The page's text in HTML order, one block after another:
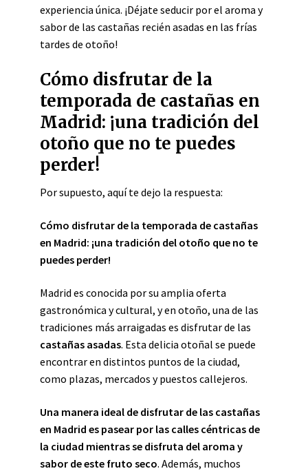
experiencia única. ¡Déjate seducir por el aroma y
sabor de las castañas recién asadas en las frías
tardes de otoño!
Cómo disfrutar de la
temporada de castañas en
Madrid: ¡una tradición del
otoño que no te puedes
perder!
Por supuesto, aquí te dejo la respuesta:
Cómo disfrutar de la temporada de castañas
en Madrid: ¡una tradición del otoño que no te
puedes perder!
Madrid es conocida por su amplia oferta
gastronómica y cultural, y en otoño, una de las
tradiciones más arraigadas es disfrutar de las
castañas asadas. Esta delicia otoñal se puede
encontrar en distintos puntos de la ciudad,
como plazas, mercados y puestos callejeros.
Una manera ideal de disfrutar de las castañas
en Madrid es pasear por las calles céntricas de
la ciudad mientras se disfruta del aroma y
sabor de este fruto seco. Además, muchos